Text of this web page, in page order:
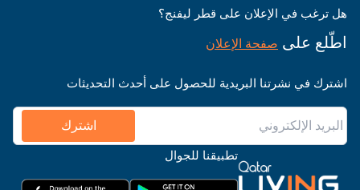
هل ترغب في الإعلان على قطر ليفنج؟
اطّلع على صفحة الإعلان
اشترك في نشرتنا البريدية للحصول على أحدث التحديثات
اشترك
تطبيقنا للجوال